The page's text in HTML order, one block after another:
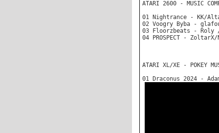
ATARI 2600 - MUSIC
01 Nightrance - KK/
02 Voogry Byba -
03 Floorzbeats - Roly
04 PROSPECT -
ATARI XL/XE - POKEY
01 Draconus 2024 -